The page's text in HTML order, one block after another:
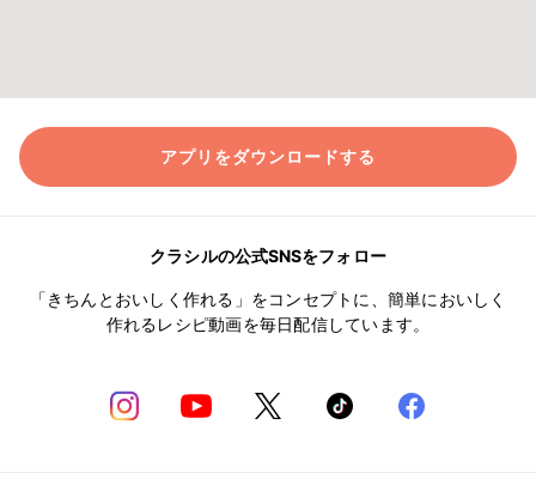
アプリをダウンロードする
クラシルの公式SNSをフォロー
「きちんとおいしく作れる」をコンセプトに、簡単においしく
作れるレシピ動画を毎日配信しています。